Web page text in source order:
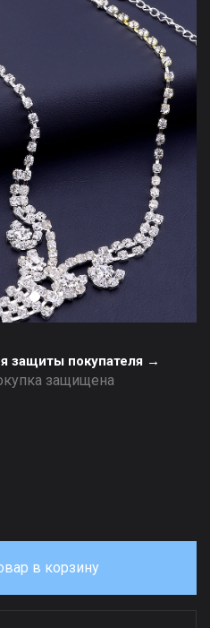
защиты покупателя →
защищена
в корзину